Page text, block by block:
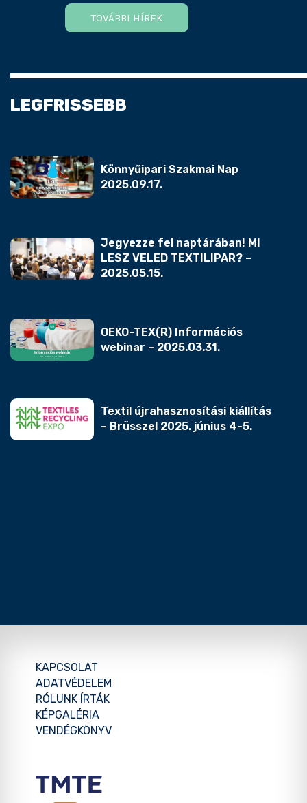
TOVÁBBI HÍREK
LEGFRISSEBB
Könnyűipari Szakmai Nap
2025.09.17.
Jegyezze fel naptárában! MI
LESZ VELED TEXTILIPAR? –
2025.05.15.
OEKO-TEX(R) Információs
webinar – 2025.03.31.
Textil újrahasznosítási kiállítás
– Brüsszel 2025. június 4-5.
KAPCSOLAT
ADATVÉDELEM
RÓLUNK ÍRTÁK
KÉPGALÉRIA
VENDÉGKÖNYV